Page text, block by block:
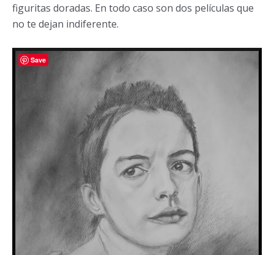
figuritas doradas. En todo caso son dos películas que
no te dejan indiferente.
Save